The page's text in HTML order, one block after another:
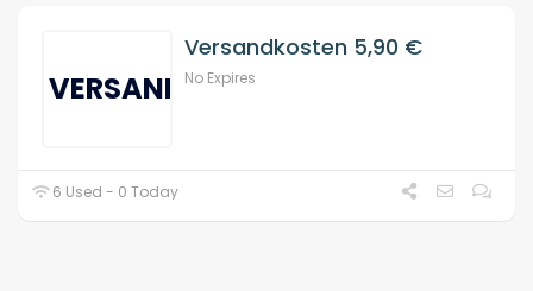
VERSAND
Versandkosten 5,90 €
No Expires
6 Used - 0 Today